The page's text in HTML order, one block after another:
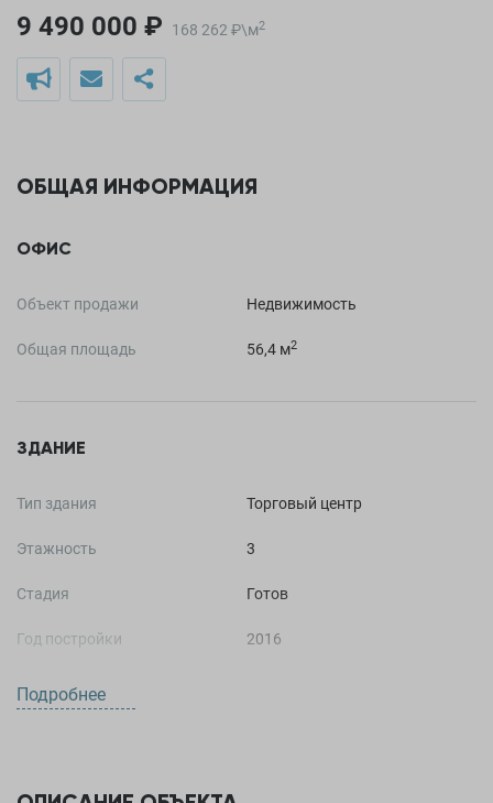
9 490 000 ₽ 168 262 ₽\м2
ОБЩАЯ ИНФОРМАЦИЯ
ОФИС
Объект продажи Недвижимость
Общая площадь 56,4 м2
ЗДАНИЕ
Тип здания Торговый центр
Этажность 3
Стадия Готов
Год постройки 2016
Высота потолков
Подробнее